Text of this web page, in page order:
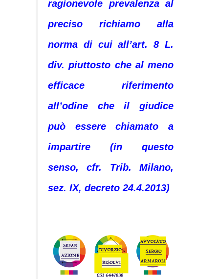
ragionevole prevalenza al
preciso richiamo alla
norma di cui all’art. 8 L.
div. piuttosto che al meno
efficace riferimento
all’odine che il giudice
può essere chiamato a
impartire (in questo
senso, cfr. Trib. Milano,
sez. IX, decreto 24.4.2013)